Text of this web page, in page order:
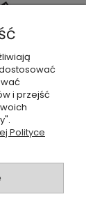
!
i przejść
Polityce